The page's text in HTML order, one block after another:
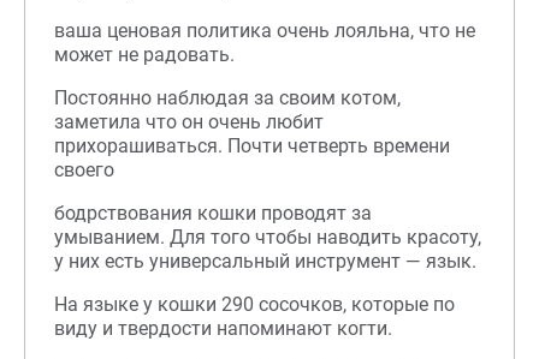
ваша ценовая политика очень лояльна, что не
может не радовать.
Постоянно наблюдая за своим котом,
заметила что он очень любит
прихорашиваться. Почти четверть времени
своего
бодрствования кошки проводят за
умыванием. Для того чтобы наводить красоту,
у них есть универсальный инструмент — язык.
На языке у кошки 290 сосочков, которые по
виду и твердости напоминают когти.